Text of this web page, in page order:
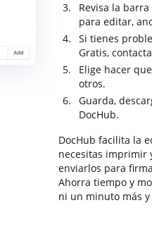
Revisa la
para editar,
Si tienes
Gratis,
Elige hacer
otros.
Guarda,
DocHub.
DocHub facilita la
necesitas imprimir
enviarlos para
Ahorra tiempo y
ni un minuto más